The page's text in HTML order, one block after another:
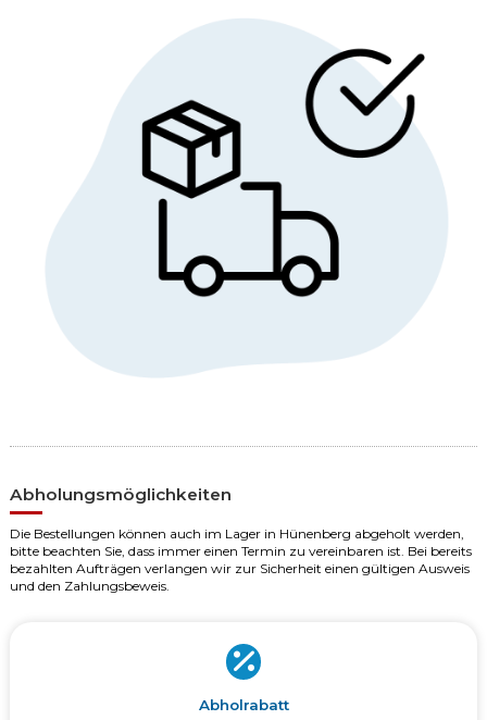
Abholungsmöglichkeiten
Die Bestellungen können auch im Lager in Hünenberg abgeholt werden,
bitte beachten Sie, dass immer einen Termin zu vereinbaren ist. Bei bereits
bezahlten Aufträgen verlangen wir zur Sicherheit einen gültigen Ausweis
und den Zahlungsbeweis.
Abholrabatt